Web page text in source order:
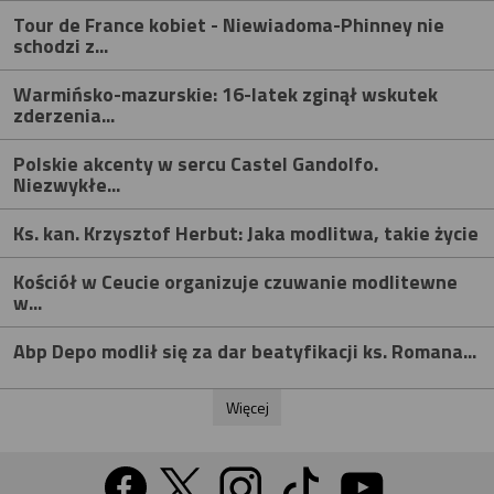
Tour de France kobiet - Niewiadoma-Phinney nie
schodzi z...
Warmińsko-mazurskie: 16-latek zginął wskutek
zderzenia...
Polskie akcenty w sercu Castel Gandolfo.
Niezwykłe...
Ks. kan. Krzysztof Herbut: Jaka modlitwa, takie życie
Kościół w Ceucie organizuje czuwanie modlitewne
w...
Abp Depo modlił się za dar beatyfikacji ks. Romana...
Więcej